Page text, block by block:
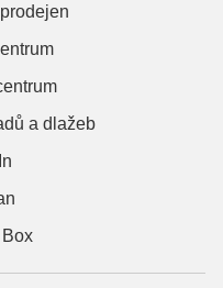
a dlažeb